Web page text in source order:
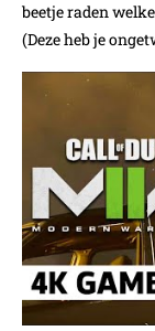
beetje raden
(Deze heb je